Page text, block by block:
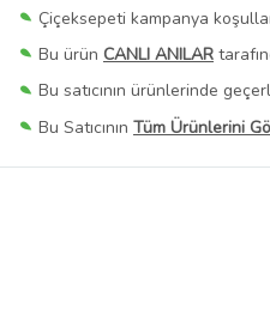
Çiçeksepeti kampanya
Bu ürün CANLI ANILAR
Bu satıcının ürünlerinde
Bu Satıcının Tüm Ürünlerini
Ürün sayfasında gördüğünüz